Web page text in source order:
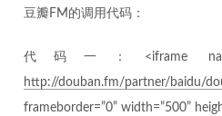
豆瓣FM的调用代码：
代码一：<iframe
http://douban.fm/partner/baidu/
frameborder=”0” width=”500”